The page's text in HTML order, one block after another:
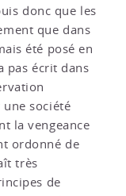
donc que les
que dans
été posé en
pas écrit dans
société
la vengeance
ordonné de
très
de